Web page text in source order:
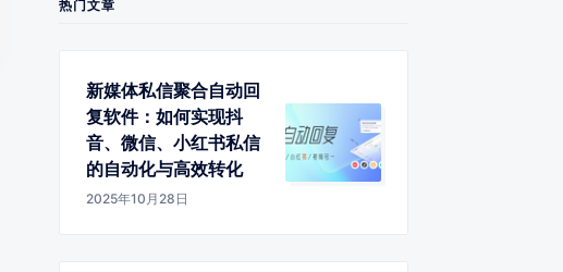
热门文章
新媒体私信聚合自动回
复软件：如何实现抖
音、微信、小红书私信
的自动化与高效转化
2025年10月28日